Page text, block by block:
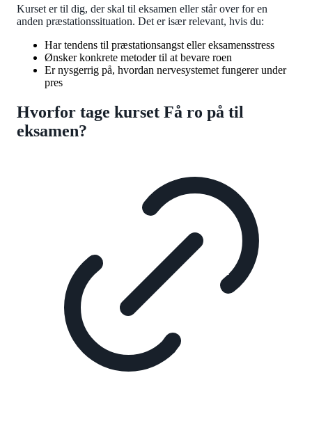
Kurset er til dig, der skal til eksamen eller står over for en
anden præstationssituation. Det er især relevant, hvis du:
Har tendens til præstationsangst eller eksamensstress
Ønsker konkrete metoder til at bevare roen
Er nysgerrig på, hvordan nervesystemet fungerer under
pres
Hvorfor tage kurset Få ro på til
eksamen?